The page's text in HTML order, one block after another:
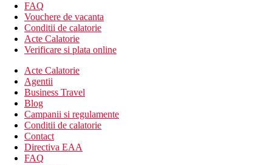
FAQ
Vouchere de vacanta
Conditii de calatorie
Acte Calatorie
Verificare si plata online
Acte Calatorie
Agentii
Business Travel
Blog
Campanii si regulamente
Conditii de calatorie
Contact
Directiva EAA
FAQ